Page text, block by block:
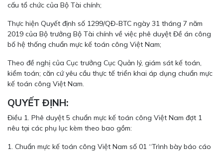
cấu tổ chức của Bộ Tài chính;
Thực hiện Quyết định số 1299/QĐ-BTC ngày 31 tháng 7 năm
2019 của Bộ trưởng Bộ Tài chính về việc phê duyệt Đề án công
bố hệ thống chuẩn mực kế toán công Việt Nam;
Theo đề nghị của Cục trưởng Cục Quản lý, giám sát kế toán,
kiểm toán; căn cứ yêu cầu thực tế triển khai áp dụng chuẩn mực
kế toán công Việt Nam.
QUYẾT ĐỊNH:
Điều 1. Phê duyệt 5 chuẩn mực kế toán công Việt Nam đợt 1
nêu tại các phụ lục kèm theo bao gồm:
1. Chuẩn mực kế toán công Việt Nam số 01 “Trình bày báo cáo